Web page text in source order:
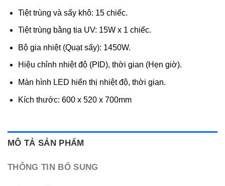
Tiệt trùng và sấy khô: 15 chiếc.
Tiệt trùng bằng tia UV: 15W x 1 chiếc.
Bộ gia nhiệt (Quạt sấy): 1450W.
Hiệu chỉnh nhiệt độ (PID), thời gian (Hẹn giờ).
Màn hình LED hiển thị nhiệt độ, thời gian.
Kích thước: 600 x 520 x 700mm
MÔ TẢ SẢN PHẨM
THÔNG TIN BỔ SUNG